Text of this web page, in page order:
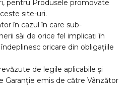
pentru Produsele promovate
site-uri.
în cazul în care sub-
săi de orice fel implicați în
oricare din obligațiile
de legile aplicabile și
Garanție emis de către Vânzător